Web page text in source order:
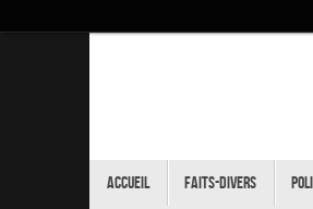
Accueil Faits-Divers